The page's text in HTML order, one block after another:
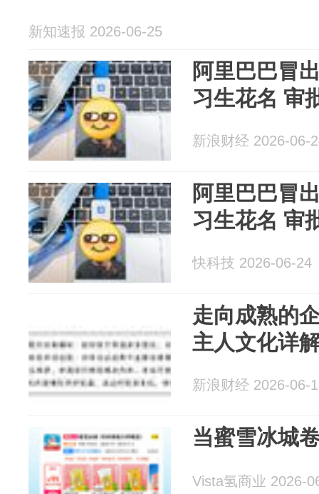
新知速报 2026-06-25
阿里巴巴冒
习生花名 审
新浪财经 2026-06-
阿里巴巴冒
习生花名 审
快科技 2026-06-24
走向成熟的
主人文化详
新浪财经 2026-06-
当蜜雪冰城
Vista氢商业 2026-